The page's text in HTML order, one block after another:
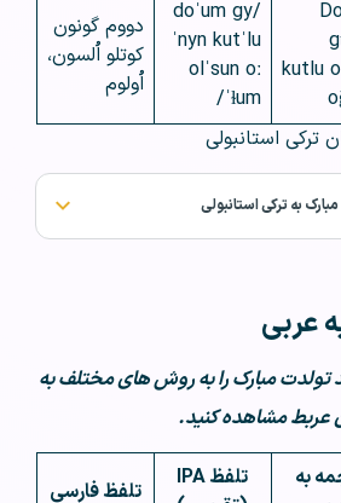
kutlu
/doˈum gy
ˈnyn kutˈlu
olˈsun oː
ˈɫum/
دووم گونون
کوتلو اُلسون،
اُولوم
ترکی استانبولی
به ترکی استانبولی
عربی
تولدت مبارک را به روش های مختلف به
عربط مشاهده کنید.
به
تلفظ IPA
تلفظ فارسی